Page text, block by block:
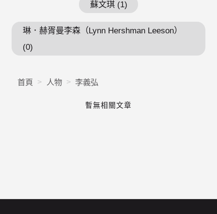
蘇文琪 (1)
琳．赫胥曼李森（Lynn Hershman Leeson）
(0)
首頁 人物 李義弘
暫無相關文章